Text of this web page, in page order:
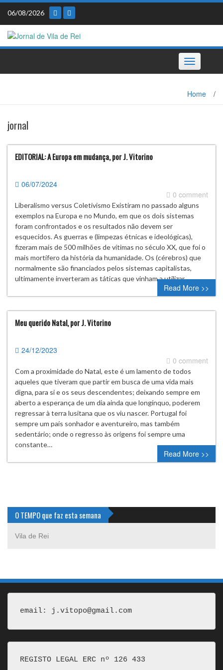
Skip
content
06/08/2026
Toggle
navigation
Home /
jornal
EDITORIAL: A Europa em mudança, por J. Vitorino
06/07/2024
0 comment
Liberalismo versus Coletivismo Existiram no passado alguns
exemplos na Europa e no Mundo, em que os dois sistemas
foram confrontados e os resultados não devem ser
esquecidos. As guerras e (limpezas étnicas e ideológicas),
fizeram mais de 500 milhões de vítimas no século XX, que foi o
mais mortífero da história da humanidade. Os (cérebros) que
normalmente são financiados pelos sistemas capitalistas,
ultimamente inverteram as táticas que vinham a utilizar…
Read More >>
Meu querido Natal, por J. Vitorino
24/12/2023
0 comment
Com a proximidade do Natal, este é um lamento de todos
aqueles que tiveram que partir em busca de uma vida mais
digna, para si e os seus descendentes; deixando sempre em
aberto a esperança de um dia ainda que longínquo, poderem
regressar à terra lusitana que os viu nascer. Portugal foi
sempre um país sonhador e aventureiro, mas também
sedentário; onde o regresso às origens foi sempre uma
constante…
Read More >>
O TEMPO que faz esta semana
Vila de Rei
email: j.vitopo@gmail.com
REGISTO LEGAL ERC nº 126 433